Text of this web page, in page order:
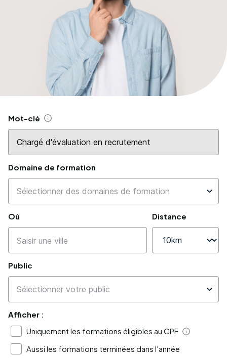
Mot-clé Aide
Domaine de formation
Où Distance
Public
Afficher :
Uniquement les formations éligibles au CPF
Aide
Aussi les formations terminées dans l'année